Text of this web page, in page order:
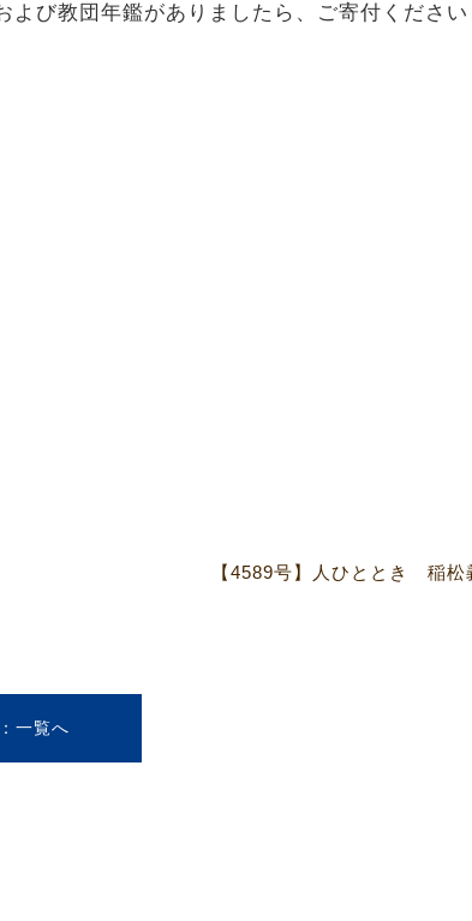
び教団年鑑がありましたら、ご寄付ください
【4589号】人ひととき 稲松